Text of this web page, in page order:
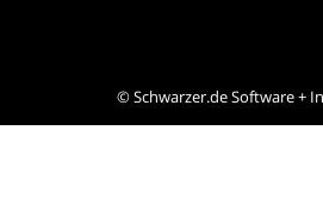
©Schwarzer.de Software +